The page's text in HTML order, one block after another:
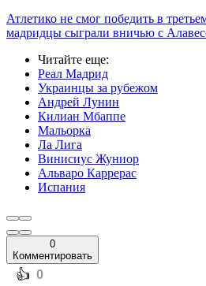
Атлетико не смог победить в
мадридцы сыграли вничью с
Читайте еще:
Реал Мадрид
Украинцы за рубежом
Андрей Лунин
Килиан Мбаппе
Мальорка
Ла Лига
Винисиус Жуниор
Альваро Каррерас
Испания
0
Комментировать
️👍 0